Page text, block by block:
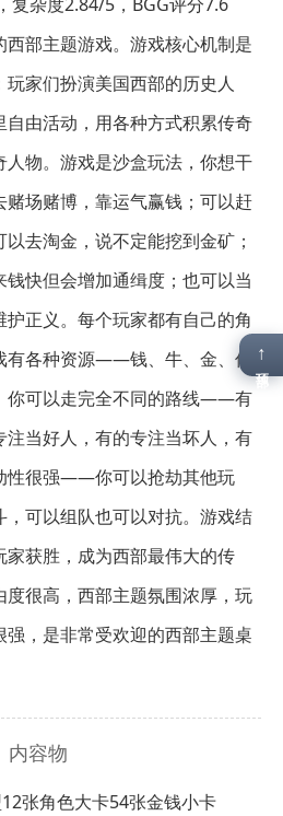
部主题游戏。游戏核心机制是
家们扮演美国西部的历史人
由活动，用各种方式积累传奇
人物。游戏是沙盒玩法，你想干
场赌博，靠运气赢钱；可以赶
去淘金，说不定能挖到金矿；
快但会增加通缉度；也可以当
正义。每个玩家都有自己的角
有各种资源——钱、牛、金、传
你可以走完全不同的路线——有
当好人，有的专注当坏人，有
性很强——你可以抢劫其他玩
可以组队也可以对抗。游戏结
获胜，成为西部最伟大的传
很高，西部主题氛围浓厚，玩
，是非常受欢迎的西部主题桌
内容物
12张角色大卡54张金钱小卡
↑